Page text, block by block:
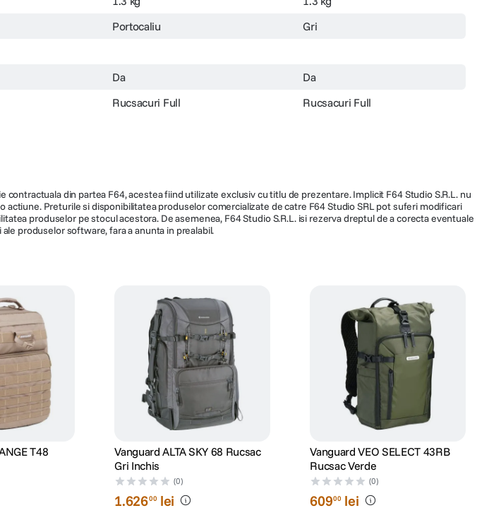
Portocaliu
Gri
Da
Da
Rucsacuri Full Rucsacuri Full
contractuala din partea F64, acestea fiind utilizate exclusiv cu titlu de prezentare. Implicit F64 Studio S.R.L. nu
Preturile si disponibilitatea produselor comercializate de catre F64 Studio SRL pot suferi modificari
produselor pe stocul acestora. De asemenea, F64 Studio S.R.L. isi rezerva dreptul de a corecta eventuale
produselor software, fara a anunta in prealabil.
T48
Vanguard ALTA SKY 68 Rucsac
Gri Inchis
(0)
1.62600 lei
Vanguard VEO SELECT 43RB
Rucsac Verde
(0)
60900 lei